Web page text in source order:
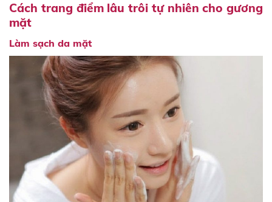
Cách trang điểm lâu trôi tự nhiên cho gương
mặt
Làm sạch da mặt